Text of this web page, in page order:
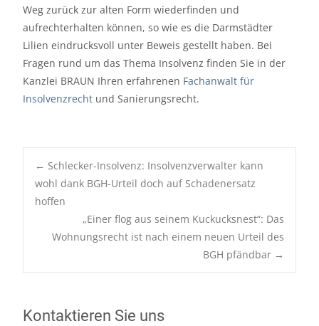
Weg zurück zur alten Form wiederfinden und
aufrechterhalten können, so wie es die Darmstädter
Lilien eindrucksvoll unter Beweis gestellt haben. Bei
Fragen rund um das Thema Insolvenz finden Sie in der
Kanzlei BRAUN Ihren erfahrenen Fachanwalt für
Insolvenzrecht und Sanierungsrecht.
Post
navigation
← Schlecker-Insolvenz: Insolvenzverwalter kann
wohl dank BGH-Urteil doch auf Schadenersatz
hoffen
„Einer flog aus seinem Kuckucksnest“: Das
Wohnungsrecht ist nach einem neuen Urteil des
BGH pfändbar →
Kontaktieren Sie uns